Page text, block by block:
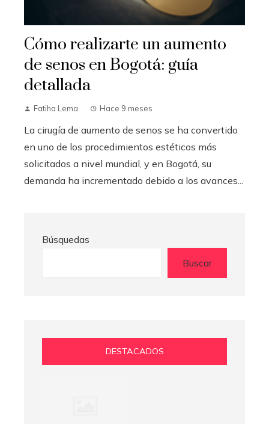
Cómo realizarte un aumento
de senos en Bogotá: guía
detallada
Fatiha Lema Hace 9 meses
La cirugía de aumento de senos se ha convertido
en uno de los procedimientos estéticos más
solicitados a nivel mundial, y en Bogotá, su
demanda ha incrementado debido a los avances...
Búsquedas
Buscar
DESTACADOS